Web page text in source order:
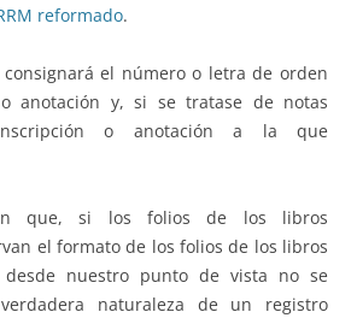
reformado.
el número o letra de orden
anotación y, si se tratase de notas
o anotación a la que
que, si los folios de los libros
el formato de los folios de los libros
nuestro punto de vista no se
naturaleza de un registro